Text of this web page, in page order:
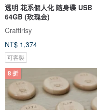
透明 花系個人化 隨身碟 USB
64GB (玫瑰金)
Craftirisy
NT$ 1,374
可客製
8 折